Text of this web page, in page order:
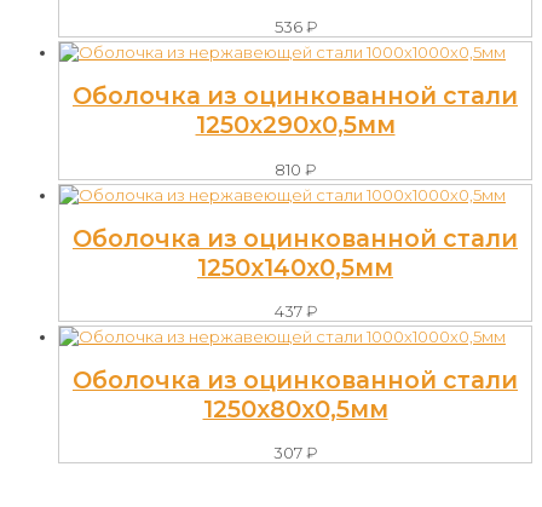
536₽
Оболочка из оцинкованной стали
1250х290х0,5мм
810 ₽
Оболочка из оцинкованной стали
1250х140х0,5мм
437₽
Оболочка из оцинкованной стали
1250х80х0,5мм
307₽